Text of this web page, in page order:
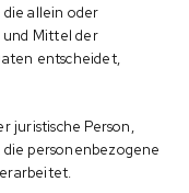
allein oder
und Mittel der
entscheidet,
juristische Person,
personenbezogene